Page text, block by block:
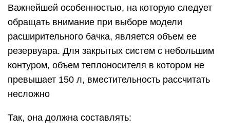
Важнейшей особенностью, на которую следует
обращать внимание при выборе модели
расширительного бачка, является объем ее
резервуара. Для закрытых систем с небольшим
контуром, объем теплоносителя в котором не
превышает 150 л, вместительность рассчитать
несложно
Так, она должна составлять: